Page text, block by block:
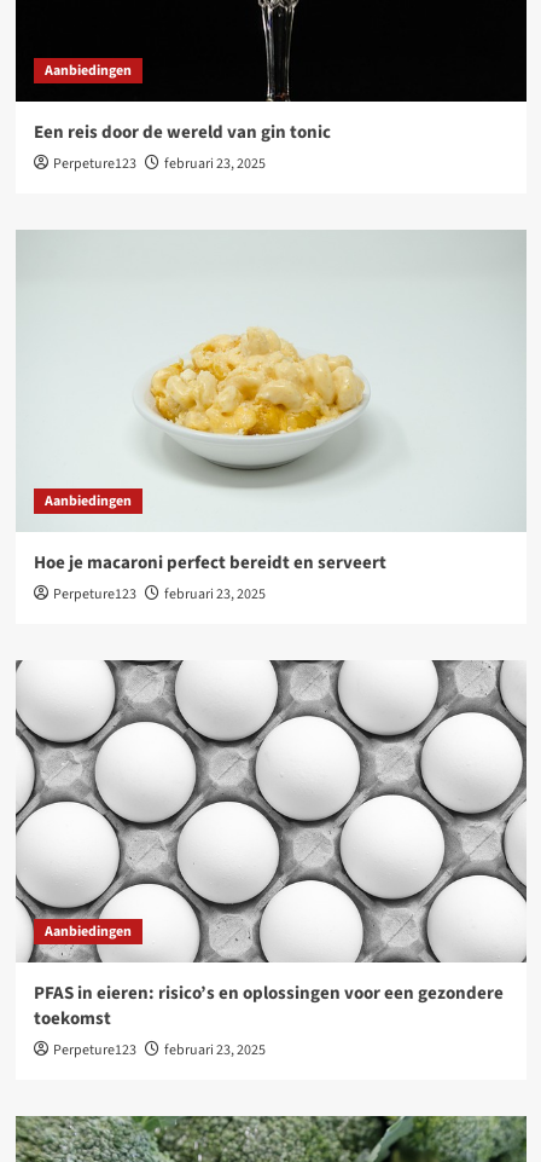
Aanbiedingen
Een reis door de wereld van gin tonic
Perpeture123 februari 23, 2025
Aanbiedingen
Hoe je macaroni perfect bereidt en serveert
Perpeture123 februari 23, 2025
Aanbiedingen
PFAS in eieren: risico’s en oplossingen voor een gezondere
toekomst
Perpeture123 februari 23, 2025